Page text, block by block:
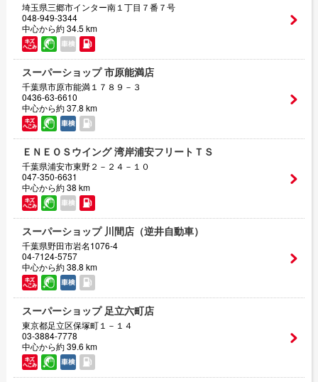
埼玉県三郷市インター南１丁目７番７号
048-949-3344
中心から約 34.5 km
スーパーショップ 市原能満店
千葉県市原市能満１７８９－３
0436-63-6610
中心から約 37.8 km
ＥＮＥＯＳウイング 湾岸浦安フリートＴＳ
千葉県浦安市東野２－２４－１０
047-350-6631
中心から約 38 km
スーパーショップ 川間店（逆井自動車）
千葉県野田市岩名1076-4
04-7124-5757
中心から約 38.8 km
スーパーショップ 足立六町店
東京都足立区保塚町１－１４
03-3884-7778
中心から約 39.6 km